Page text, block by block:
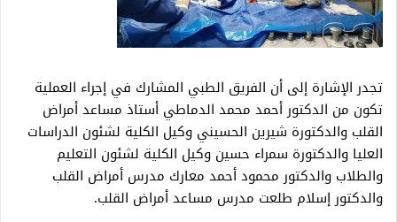
تجدر الإشارة إلى أن الفريق الطبي المشارك في إجراء العملية
تكون من الدكتور أحمد محمد الدماطي أستاذ مساعد أمراض
القلب والدكتورة شيرين الحسيني وكيل الكلية لشئون الدراسات
العليا والدكتورة سمراء حسين وكيل الكلية لشئون التعليم
والطلاب والدكتور محمود أحمد معارك مدرس أمراض القلب
والدكتور إسلام طلعت مدرس مساعد أمراض القلب.